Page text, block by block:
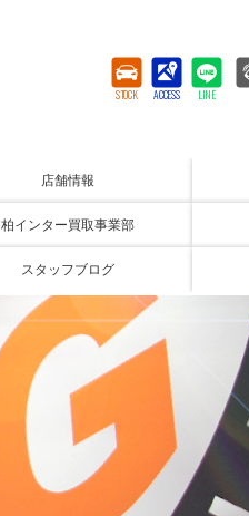
STOCK ACCESS LINE
店舗情報
柏インター買取事業部
スタッフブログ